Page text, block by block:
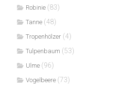
Robinie (83)
Tanne (48)
Tropenhölzer (4)
Tulpenbaum (53)
Ulme (96)
Vogelbeere (73)